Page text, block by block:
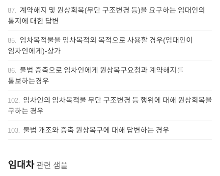
87. 계약해지 및 원상회복(무단 구조변경 등)을 요구하는 임대인의
통지에 대한 답변
85. 임차목적물을 임차목적외 목적으로 사용할 경우(임대인이
임차인에게)-상가
86. 불법 증축으로 임차인에게 원상복구요청과 계약해지를
통보하는경우
102. 임차인의 임차목적물 무단 구조변경 등 행위에 대해 원상회복을
구하는 경우
103. 불법 개조와 증축 원상복구에 대해 답변하는 경우
임대차 관련 샘플